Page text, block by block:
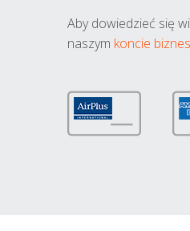
Aby dowiedzieć się
naszym koncie